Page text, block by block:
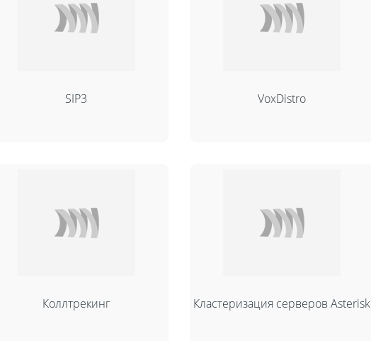
SIP3 VoxDistro
Коллтрекинг Кластеризация серверов Asterisk